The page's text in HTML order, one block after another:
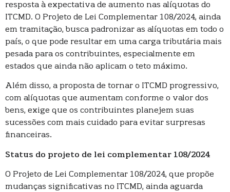
resposta à expectativa de aumento nas alíquotas do
ITCMD. O Projeto de Lei Complementar 108/2024, ainda
em tramitação, busca padronizar as alíquotas em todo o
país, o que pode resultar em uma carga tributária mais
pesada para os contribuintes, especialmente em
estados que ainda não aplicam o teto máximo.
Além disso, a proposta de tornar o ITCMD progressivo,
com alíquotas que aumentam conforme o valor dos
bens, exige que os contribuintes planejem suas
sucessões com mais cuidado para evitar surpresas
financeiras.
Status do projeto de lei complementar 108/2024
O Projeto de Lei Complementar 108/2024, que propõe
mudanças significativas no ITCMD, ainda aguarda